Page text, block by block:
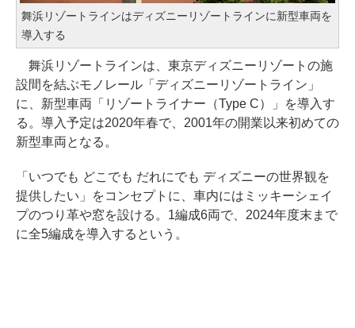
舞浜リゾートラインはディズニーリゾートラインに新型車両を
導入する
舞浜リゾートラインは、東京ディズニーリゾートの施
設間を結ぶモノレール「ディズニーリゾートライン」
に、新型車両「リゾートライナー（Type C）」を導入す
る。導入予定は2020年春で、2001年の開業以来初めての
新型車両となる。
「いつでも どこでも だれにでも ディズニーの世界観を
提供したい」をコンセプトに、車内にはミッキーシェイ
プのつり革や窓を設ける。1編成6両で、2024年度末まで
に全5編成を導入するという。